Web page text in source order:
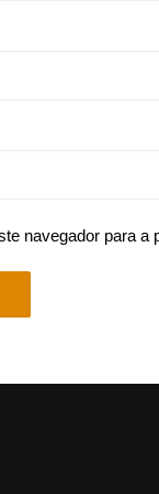
navegador para a